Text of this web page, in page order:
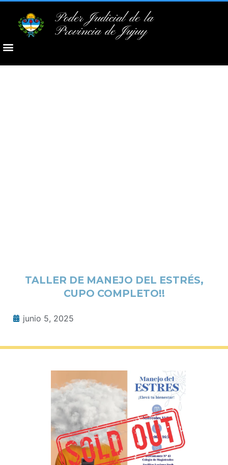
Poder Judicial de la
Provincia de Jujuy
TALLER DE MANEJO DEL ESTRÉS,
CUPO COMPLETO!!
junio 5, 2025